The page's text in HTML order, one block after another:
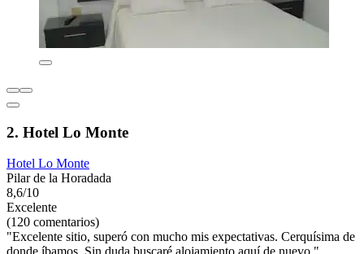
2. Hotel Lo Monte
Hotel Lo Monte
Pilar de la Horadada
8,6/10
Excelente
(120 comentarios)
"Excelente sitio, superó con mucho mis expectativas. Cerquísima de